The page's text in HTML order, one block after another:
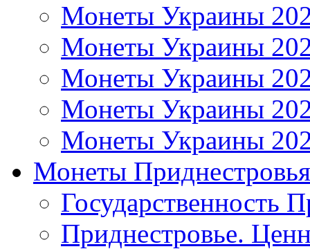
Монеты Украины
Монеты Украины
Монеты Украины
Монеты Украины
Монеты Украины
Монеты Приднестровья
Государственность
Приднестровье.